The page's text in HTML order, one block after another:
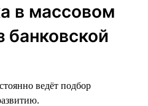
в массовом
банковской
ведёт подбор